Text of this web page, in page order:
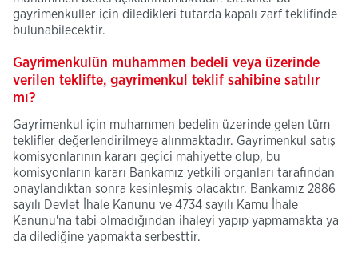
gayrimenkuller için diledikleri tutarda kapalı zarf teklifinde
bulunabilecektir.
Gayrimenkulün muhammen bedeli veya üzerinde
verilen teklifte, gayrimenkul teklif sahibine satılır
mı?
Gayrimenkul için muhammen bedelin üzerinde gelen tüm
teklifler değerlendirilmeye alınmaktadır. Gayrimenkul satış
komisyonlarının kararı geçici mahiyette olup, bu
komisyonların kararı Bankamız yetkili organları tarafından
onaylandıktan sonra kesinleşmiş olacaktır. Bankamız 2886
sayılı Devlet İhale Kanunu ve 4734 sayılı Kamu İhale
Kanunu'na tabi olmadığından ihaleyi yapıp yapmamakta ya
da dilediğine yapmakta serbesttir.